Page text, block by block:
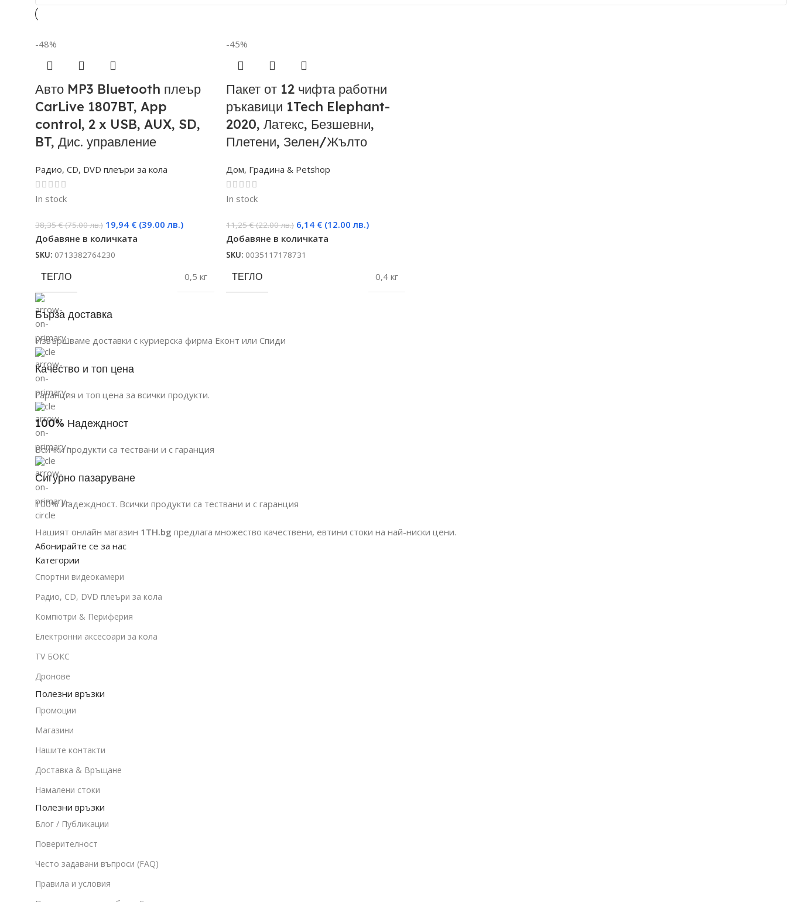
-48%
Авто MP3 Bluetooth плеър
CarLive 1807BT, App
control, 2 x USB, AUX, SD,
BT, Дис. управление
Радио, CD, DVD плеъри за кола
In stock
38,35€ (75.00 лв.) 19,94 € (39.00 лв.)
Добавяне в количката
SKU: 0713382764230
ТЕГЛО 0,5 кг
-45%
Пакет от 12 чифта работни
ръкавици 1Tech Elephant-
2020, Латекс, Безшевни,
Плетени, Зелен/Жълто
Дом, Градина & Petshop
In stock
11,25€ (22.00 лв.) 6,14 € (12.00 лв.)
Добавяне в количката
SKU: 0035117178731
ТЕГЛО 0,4 кг
Бърза доставка
Извършваме доставки с куриерска фирма Еконт или Спиди
Качество и топ цена
Гаранция и топ цена за всички продукти.
100% Надеждност
Всички продукти са тествани и с гаранция
Сигурно пазаруване
100% Надеждност. Всички продукти са тествани и с гаранция
Нашият онлайн магазин 1TH.bg предлага множество качествени, евтини стоки на най-ниски цени.
Абонирайте се за нас
Категории
Спортни видеокамери
Радио, CD, DVD плеъри за кола
Компютри & Периферия
Електронни аксесоари за кола
TV БОКС
Дронове
Полезни връзки
Промоции
Магазини
Нашите контакти
Доставка & Връщане
Намалени стоки
Полезни връзки
Блог / Публикации
Поверителност
Често задавани въпроси (FAQ)
Правила и условия